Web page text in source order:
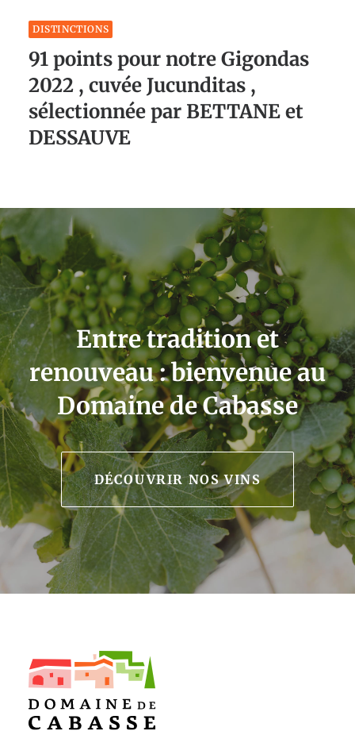
DISTINCTIONS
91 points pour notre Gigondas
2022 , cuvée Jucunditas ,
sélectionnée par BETTANE et
DESSAUVE
Entre tradition et
renouveau : bienvenue au
Domaine de Cabasse
DÉCOUVRIR NOS VINS